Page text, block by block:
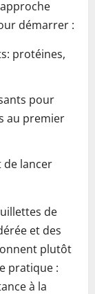
démarrer :
protéines,
pour
au premier
de lancer
de
et des
plutôt
pratique :
à la